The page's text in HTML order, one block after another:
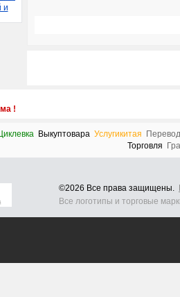
!
Выкуптовара Услугикитая
Торговля
©2026 Все права защищены.
Все логотипы и торговые